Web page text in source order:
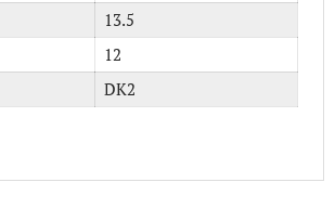
13.5
12
DK2